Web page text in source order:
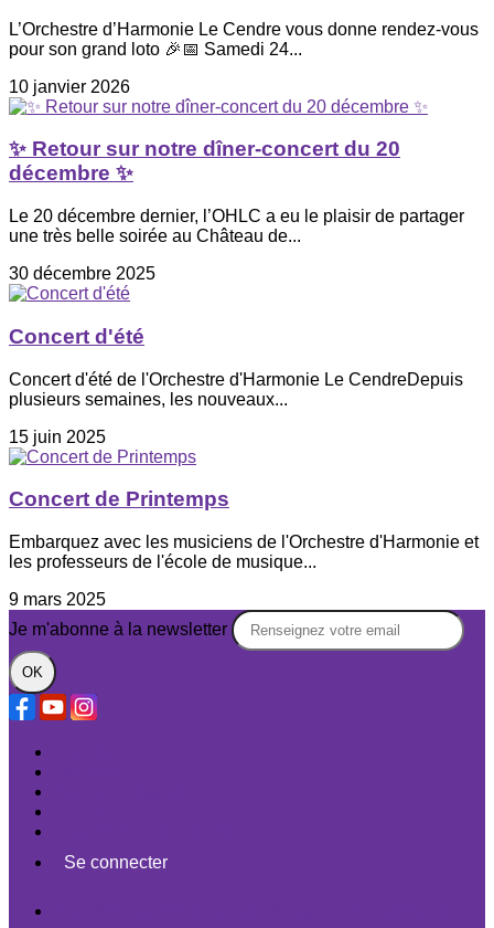
L’Orchestre d’Harmonie Le Cendre vous donne rendez-vous
pour son grand loto 🎉📅 Samedi 24...
10 janvier 2026
✨ Retour sur notre dîner-concert du 20
décembre ✨
Le 20 décembre dernier, l’OHLC a eu le plaisir de partager
une très belle soirée au Château de...
30 décembre 2025
Concert d'été
Concert d'été de l'Orchestre d'Harmonie Le CendreDepuis
plusieurs semaines, les nouveaux...
15 juin 2025
Concert de Printemps
Embarquez avec les musiciens de l'Orchestre d'Harmonie et
les professeurs de l'école de musique...
9 mars 2025
Je m'abonne à la newsletter
OK
Se connecter